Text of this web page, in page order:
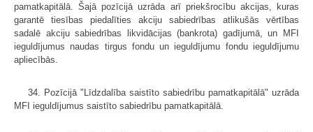
pamatkapitālā. Šajā pozīcijā uzrāda arī priekšrocību akcijas, kuras
garantē tiesības piedalīties akciju sabiedrības atlikušās vērtības
sadalē akciju sabiedrības likvidācijas (bankrota) gadījumā, un MFI
ieguldījumus naudas tirgus fondu un ieguldījumu fondu ieguldījumu
apliecībās.
34. Pozīcijā "Līdzdalība saistīto sabiedrību pamatkapitālā" uzrāda
MFI ieguldījumus saistīto sabiedrību pamatkapitālā.